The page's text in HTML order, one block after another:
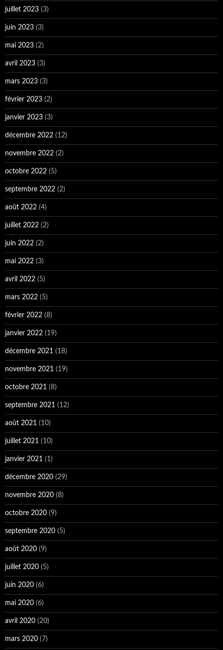
décembre 2022
novembre 2022
octobre 2022
septembre 2022
août 2022(4)
juillet 2022(2)
juin 2022(2)
mai 2022(3)
avril 2022(5)
mars 2022(5)
février 2022(8)
janvier 2022(19)
décembre 2021
novembre 2021
octobre 2021
septembre 2021
août 2021(10)
juillet 2021(10)
janvier 2021 (1)
décembre 2020 (29)
novembre 2020 (8)
octobre 2020 (9)
septembre 2020 (5)
août 2020 (9)
juillet 2020 (5)
juin 2020(6)
mai 2020(6)
avril 2020(20)
mars 2020(7)
février 2020(6)
janvier 2020(7)
décembre 2019
novembre 2019
octobre 2019
septembre 2019
août 2019(4)